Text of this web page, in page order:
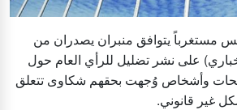
مستغرباً يتوافق منبران يصدران من
على نشر تضليل للرأي العام حول
وأشخاص وُجهت بحقهم شكاوى تتعلق
غير قانوني.